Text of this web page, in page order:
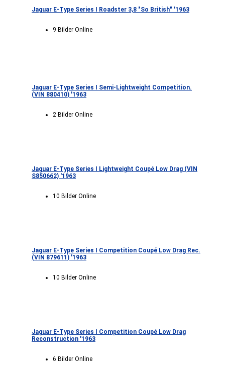
Jaguar E-Type Series I Roadster 3,8 "So British" '1963
9 Bilder Online
Jaguar E-Type Series I Semi-Lightweight Competition.
(VIN 880410) '1963
2 Bilder Online
Jaguar E-Type Series I Lightweight Coupé Low Drag (VIN
S850662) '1963
10 Bilder Online
Jaguar E-Type Series I Competition Coupé Low Drag Rec.
(VIN 879611) '1963
10 Bilder Online
Jaguar E-Type Series I Competition Coupé Low Drag
Reconstruction '1963
6 Bilder Online